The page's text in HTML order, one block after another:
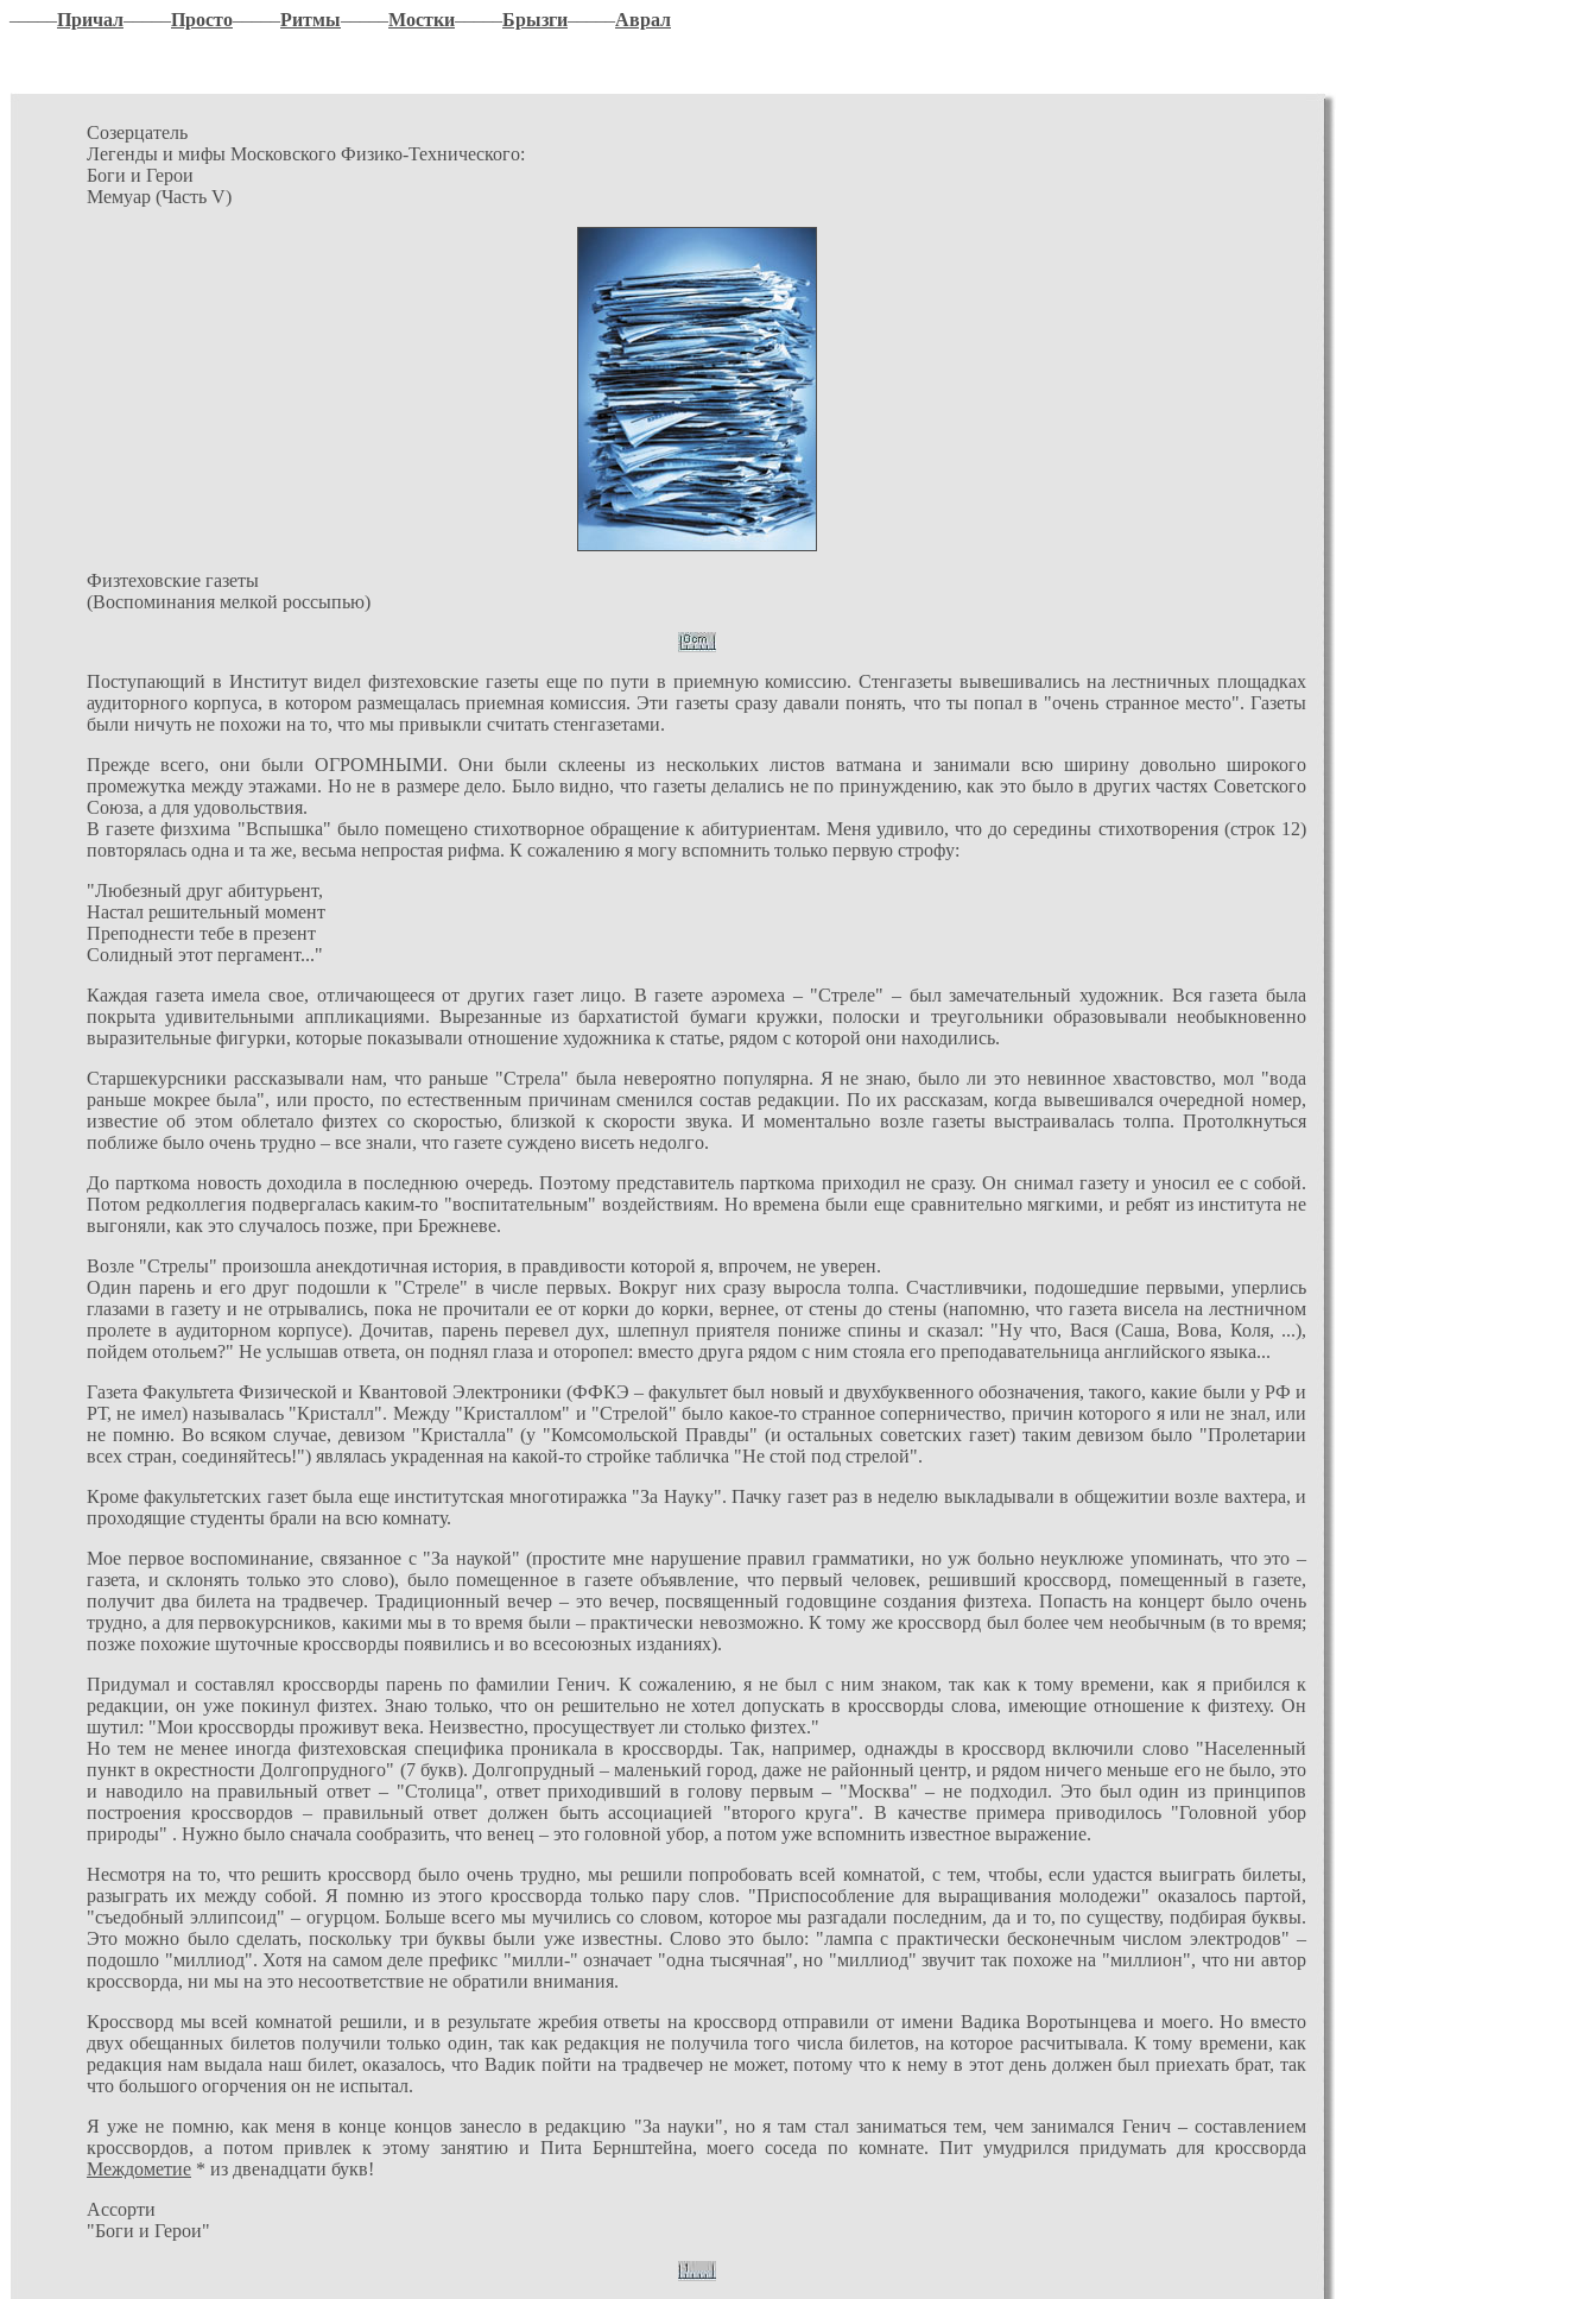
–––––Причал–––––Просто–––––Ритмы–––––Мостки–––––Брызги–––––Аврал
Созерцатель
Легенды и мифы Московского Физико-Технического:
Боги и Герои
Мемуар (Часть V)
Физтеховские газеты
(Воспоминания мелкой россыпью)
Поступающий в Институт видел физтеховские газеты еще по пути в приемную комиссию. Стенгазеты вывешивались на лестничных площадках
аудиторного корпуса, в котором размещалась приемная комиссия. Эти газеты сразу давали понять, что ты попал в "очень странное место". Газеты
были ничуть не похожи на то, что мы привыкли считать стенгазетами.
Прежде всего, они были ОГРОМНЫМИ. Они были склеены из нескольких листов ватмана и занимали всю ширину довольно широкого
промежутка между этажами. Но не в размере дело. Было видно, что газеты делались не по принуждению, как это было в других частях Советского
Союза, а для удовольствия.
В газете физхима "Вспышка" было помещено стихотворное обращение к абитуриентам. Меня удивило, что до середины стихотворения (строк 12)
повторялась одна и та же, весьма непростая рифма. К сожалению я могу вспомнить только первую строфу:
"Любезный друг абитурьент,
Настал решительный момент
Преподнести тебе в презент
Солидный этот пергамент..."
Каждая газета имела свое, отличающееся от других газет лицо. В газете аэромеха – "Стреле" – был замечательный художник. Вся газета была
покрыта удивительными аппликациями. Вырезанные из бархатистой бумаги кружки, полоски и треугольники образовывали необыкновенно
выразительные фигурки, которые показывали отношение художника к статье, рядом с которой они находились.
Старшекурсники рассказывали нам, что раньше "Стрела" была невероятно популярна. Я не знаю, было ли это невинное хвастовство, мол "вода
раньше мокрее была", или просто, по естественным причинам сменился состав редакции. По их рассказам, когда вывешивался очередной номер,
известие об этом облетало физтех со скоростью, близкой к скорости звука. И моментально возле газеты выстраивалась толпа. Протолкнуться
поближе было очень трудно – все знали, что газете суждено висеть недолго.
До парткома новость доходила в последнюю очередь. Поэтому представитель парткома приходил не сразу. Он снимал газету и уносил ее с собой.
Потом редколлегия подвергалась каким-то "воспитательным" воздействиям. Но времена были еще сравнительно мягкими, и ребят из института не
выгоняли, как это случалось позже, при Брежневе.
Возле "Стрелы" произошла анекдотичная история, в правдивости которой я, впрочем, не уверен.
Один парень и его друг подошли к "Стреле" в числе первых. Вокруг них сразу выросла толпа. Счастливчики, подошедшие первыми, уперлись
глазами в газету и не отрывались, пока не прочитали ее от корки до корки, вернее, от стены до стены (напомню, что газета висела на лестничном
пролете в аудиторном корпусе). Дочитав, парень перевел дух, шлепнул приятеля пониже спины и сказал: "Ну что, Вася (Саша, Вова, Коля, ...),
пойдем отольем?" Не услышав ответа, он поднял глаза и оторопел: вместо друга рядом с ним стояла его преподавательница английского языка...
Газета Факультета Физической и Квантовой Электроники (ФФКЭ – факультет был новый и двухбуквенного обозначения, такого, какие были у РФ и
РТ, не имел) называлась "Кристалл". Между "Кристаллом" и "Стрелой" было какое-то странное соперничество, причин которого я или не знал, или
не помню. Во всяком случае, девизом "Кристалла" (у "Комсомольской Правды" (и остальных советских газет) таким девизом было "Пролетарии
всех стран, соединяйтесь!") являлась украденная на какой-то стройке табличка "Не стой под стрелой".
Кроме факультетских газет была еще институтская многотиражка "За Науку". Пачку газет раз в неделю выкладывали в общежитии возле вахтера, и
проходящие студенты брали на всю комнату.
Мое первое воспоминание, связанное с "За наукой" (простите мне нарушение правил грамматики, но уж больно неуклюже упоминать, что это –
газета, и склонять только это слово), было помещенное в газете объявление, что первый человек, решивший кроссворд, помещенный в газете,
получит два билета на традвечер. Традиционный вечер – это вечер, посвященный годовщине создания физтеха. Попасть на концерт было очень
трудно, а для первокурсников, какими мы в то время были – практически невозможно. К тому же кроссворд был более чем необычным (в то время;
позже похожие шуточные кроссворды появились и во всесоюзных изданиях).
Придумал и составлял кроссворды парень по фамилии Генич. К сожалению, я не был с ним знаком, так как к тому времени, как я прибился к
редакции, он уже покинул физтех. Знаю только, что он решительно не хотел допускать в кроссворды слова, имеющие отношение к физтеху. Он
шутил: "Мои кроссворды проживут века. Неизвестно, просуществует ли столько физтех."
Но тем не менее иногда физтеховская специфика проникала в кроссворды. Так, например, однажды в кроссворд включили слово "Населенный
пункт в окрестности Долгопрудного" (7 букв). Долгопрудный – маленький город, даже не районный центр, и рядом ничего меньше его не было, это
и наводило на правильный ответ – "Столица", ответ приходивший в голову первым – "Москва" – не подходил. Это был один из принципов
построения кроссвордов – правильный ответ должен быть ассоциацией "второго круга". В качестве примера приводилось "Головной убор
природы" . Нужно было сначала сообразить, что венец – это головной убор, а потом уже вспомнить известное выражение.
Несмотря на то, что решить кроссворд было очень трудно, мы решили попробовать всей комнатой, с тем, чтобы, если удастся выиграть билеты,
разыграть их между собой. Я помню из этого кроссворда только пару слов. "Приспособление для выращивания молодежи" оказалось партой,
"съедобный эллипсоид" – огурцом. Больше всего мы мучились со словом, которое мы разгадали последним, да и то, по существу, подбирая буквы.
Это можно было сделать, поскольку три буквы были уже известны. Слово это было: "лампа с практически бесконечным числом электродов" –
подошло "миллиод". Хотя на самом деле префикс "милли-" означает "одна тысячная", но "миллиод" звучит так похоже на "миллион", что ни автор
кроссворда, ни мы на это несоответствие не обратили внимания.
Кроссворд мы всей комнатой решили, и в результате жребия ответы на кроссворд отправили от имени Вадика Воротынцева и моего. Но вместо
двух обещанных билетов получили только один, так как редакция не получила того числа билетов, на которое расчитывала. К тому времени, как
редакция нам выдала наш билет, оказалось, что Вадик пойти на традвечер не может, потому что к нему в этот день должен был приехать брат, так
что большого огорчения он не испытал.
Я уже не помню, как меня в конце концов занесло в редакцию "За науки", но я там стал заниматься тем, чем занимался Генич – составлением
кроссвордов, а потом привлек к этому занятию и Пита Бернштейна, моего соседа по комнате. Пит умудрился придумать для кроссворда
Междометие * из двенадцати букв!
Ассорти
"Боги и Герои"